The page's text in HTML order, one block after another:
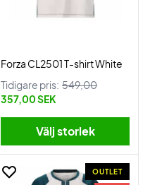
Forza CL2501 T-shirt White
Tidigare pris: 549,00
357,00 SEK
Välj storlek
OUTLET